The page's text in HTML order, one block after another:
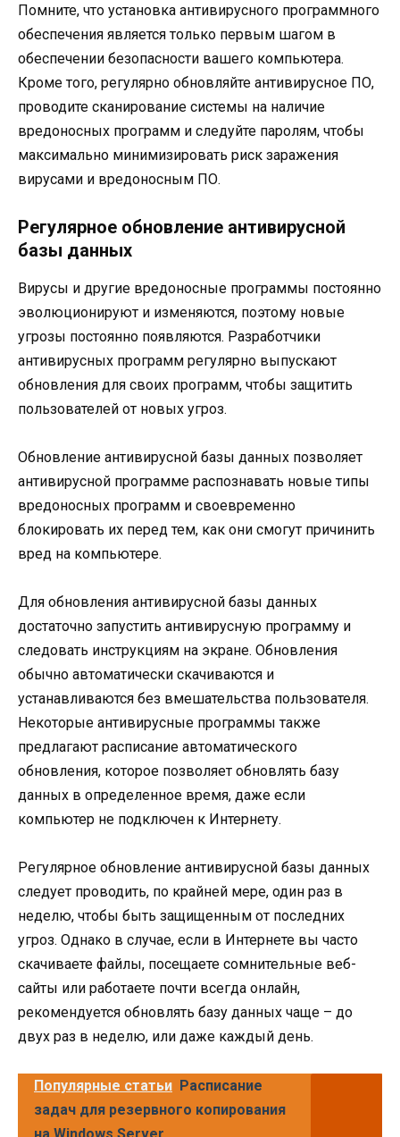
Помните, что установка антивирусного программного
обеспечения является только первым шагом в
обеспечении безопасности вашего компьютера.
Кроме того, регулярно обновляйте антивирусное ПО,
проводите сканирование системы на наличие
вредоносных программ и следуйте паролям, чтобы
максимально минимизировать риск заражения
вирусами и вредоносным ПО.
Регулярное обновление антивирусной
базы данных
Вирусы и другие вредоносные программы постоянно
эволюционируют и изменяются, поэтому новые
угрозы постоянно появляются. Разработчики
антивирусных программ регулярно выпускают
обновления для своих программ, чтобы защитить
пользователей от новых угроз.
Обновление антивирусной базы данных позволяет
антивирусной программе распознавать новые типы
вредоносных программ и своевременно
блокировать их перед тем, как они смогут причинить
вред на компьютере.
Для обновления антивирусной базы данных
достаточно запустить антивирусную программу и
следовать инструкциям на экране. Обновления
обычно автоматически скачиваются и
устанавливаются без вмешательства пользователя.
Некоторые антивирусные программы также
предлагают расписание автоматического
обновления, которое позволяет обновлять базу
данных в определенное время, даже если
компьютер не подключен к Интернету.
Регулярное обновление антивирусной базы данных
следует проводить, по крайней мере, один раз в
неделю, чтобы быть защищенным от последних
угроз. Однако в случае, если в Интернете вы часто
скачиваете файлы, посещаете сомнительные веб-
сайты или работаете почти всегда онлайн,
рекомендуется обновлять базу данных чаще – до
двух раз в неделю, или даже каждый день.
Популярные статьи Расписание
задач для резервного копирования
на Windows Server